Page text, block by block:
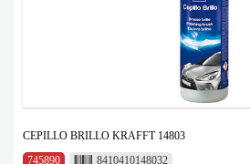
CEPILLO BRILLO KRAFFT 14803
745890
8410410148032